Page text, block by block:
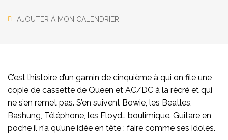
AJOUTER À MON CALENDRIER
C’est l’histoire d’un gamin de cinquième à qui on file une
copie de cassette de Queen et AC/DC à la récré et qui
ne s’en remet pas. S’en suivent Bowie, les Beatles,
Bashung, Téléphone, les Floyd… boulimique. Guitare en
poche il n’a qu’une idée en tête : faire comme ses idoles.